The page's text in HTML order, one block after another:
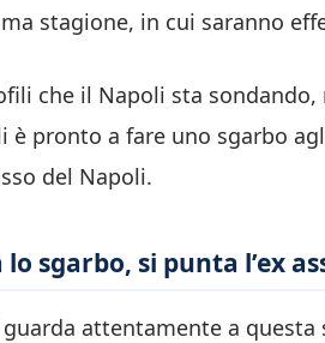
stagione, in cui saranno
che il Napoli sta
è pronto a fare uno sgarbo
del Napoli.
sgarbo, si punta l’ex
attentamente a